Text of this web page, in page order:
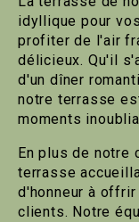
idyllique pour
profiter de l'air
délicieux. Qu'il
d'un dîner
notre terrasse
moments
En plus de notre
terrasse
d'honneur à
clients. Notre